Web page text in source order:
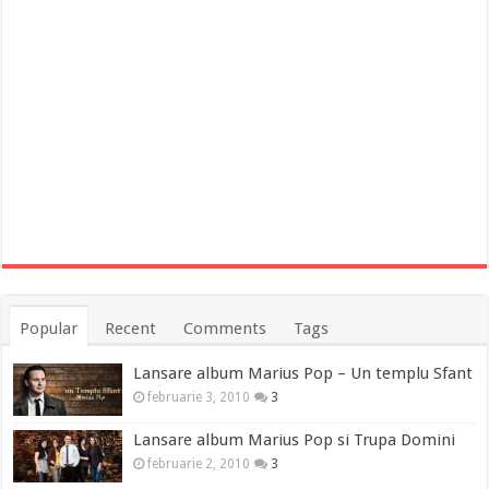
Popular Recent Comments Tags
Lansare album Marius Pop – Un templu Sfant
februarie 3, 2010 3
Lansare album Marius Pop si Trupa Domini
februarie 2, 2010 3